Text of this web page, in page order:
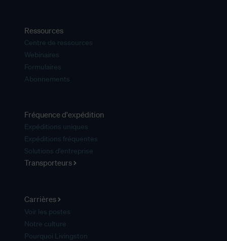
Ressources
Centre de ressources
Webinaires
Formulaires
Abonnements
Fréquence d'expédition
Expéditions uniques
Expéditions fréquentes
Solutions d'entreprise
Transporteurs
Carrières
Voir les postes
Notre culture
Pourquoi Livingston